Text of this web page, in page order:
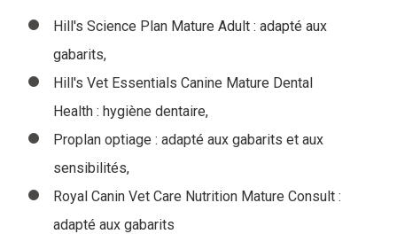
Hill's Science Plan Mature Adult : adapté aux
gabarits,
Hill's Vet Essentials Canine Mature Dental
Health : hygiène dentaire,
Proplan optiage : adapté aux gabarits et aux
sensibilités,
Royal Canin Vet Care Nutrition Mature Consult :
adapté aux gabarits